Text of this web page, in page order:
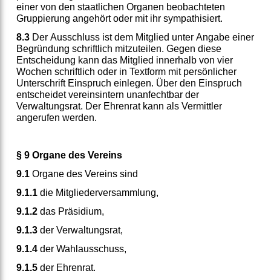
einer von den staatlichen Organen beobachteten
Gruppierung angehört oder mit ihr sympathisiert.
8.3Der Ausschluss ist dem Mitglied unter Angabe einer
Begründung schriftlich mitzuteilen. Gegen diese
Entscheidung kann das Mitglied innerhalb von vier
Wochen schriftlich oder in Textform mit persönlicher
Unterschrift Einspruch einlegen. Über den Einspruch
entscheidet vereinsintern unanfechtbar der
Verwaltungsrat. Der Ehrenrat kann als Vermittler
angerufen werden.
§ 9 Organe des Vereins
9.1Organe des Vereins sind
9.1.1die Mitgliederversammlung,
9.1.2das Präsidium,
9.1.3der Verwaltungsrat,
9.1.4der Wahlausschuss,
9.1.5der Ehrenrat.